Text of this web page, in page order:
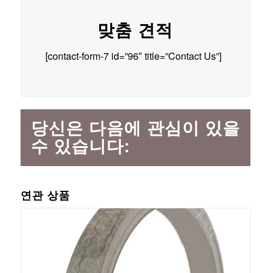
맞춤 견적
[contact-form-7 id=”96″ title=”Contact Us”]
당신은 다음에 관심이 있을
수 있습니다:
연관 상품